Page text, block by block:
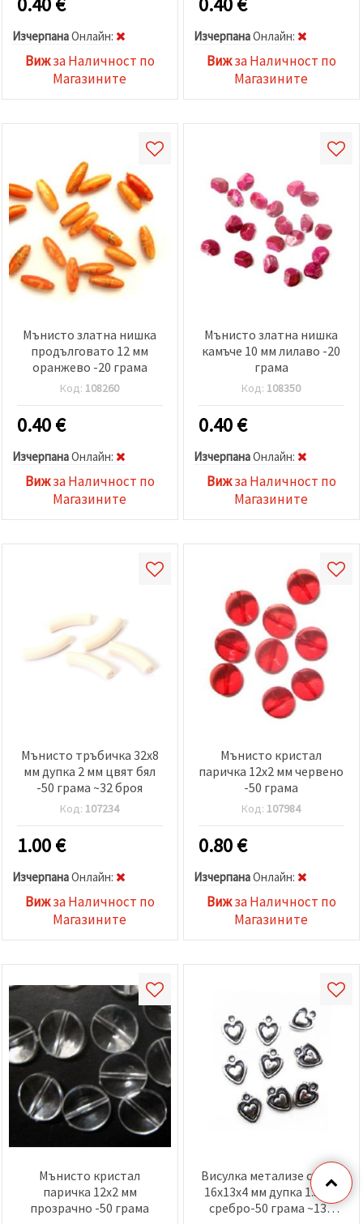
ИзчерпанаOнлайн:
Вижза Наличност по
Магазините
ИзчерпанаOнлайн:
Вижза Наличност по
Магазините
Мънисто златна нишка
продълговато 12 мм
оранжево -20 грама
Код: 108260
0.40€
ИзчерпанаOнлайн:
Вижза Наличност по
Магазините
Мънисто златна нишка
камъче 10 мм лилаво -20
грама
Код: 108350
0.40€
ИзчерпанаOнлайн:
Вижза Наличност по
Магазините
Мънисто тръбичка 32x8
мм дупка 2 мм цвят бял
-50 грама ~32 броя
Код: 107234
1.00€
ИзчерпанаOнлайн:
Вижза Наличност по
Магазините
Мънисто кристал
паричка 12x2 мм червено
-50 грама
Код: 107984
0.80€
ИзчерпанаOнлайн:
Вижза Наличност по
Магазините
Мънисто кристал
паричка 12x2 мм
прозрачно -50 грама
Висулка метализе сърце
16x13x4 мм дупка 1.5 мм
сребро-50 грама ~130